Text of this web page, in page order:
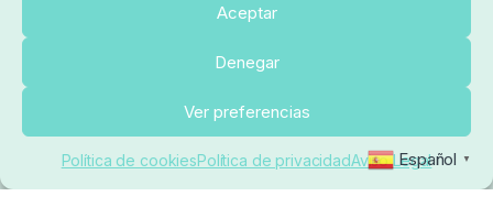
Aceptar
Denegar
Ver preferencias
Política de cookiesPolítica de privacidadAviso Legal
910 824 923
Lunes a Viernes de 10:00 a 14:00 horas y 17:00 a
Español ▼